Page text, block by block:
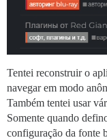
Tentei reconstruir o
navegar em modo
Também tentei usar
Somente quando
configuração da fonte